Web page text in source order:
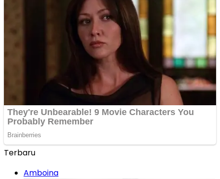
Terbaru
Amboina